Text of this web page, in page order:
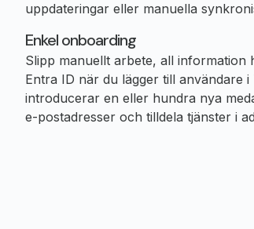
uppdateringar eller manuella
Enkel onboarding
Slipp manuellt arbete, all information
Entra ID när du lägger till användare i
introducerar en eller hundra nya
e-postadresser och tilldela tjänster i